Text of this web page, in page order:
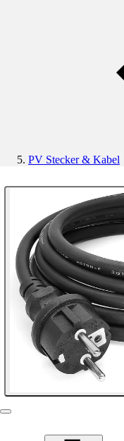
PV Stecker & Kabel